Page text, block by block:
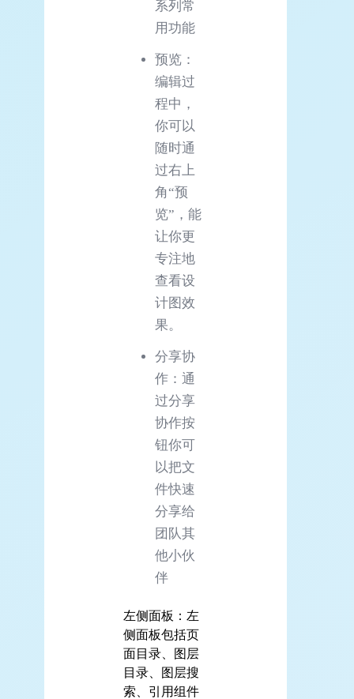
系列常
用功能
预览：
编辑过
程中，
你可以
随时通
过右上
角“预
览”，能
让你更
专注地
查看设
计图效
果。
分享协
作：通
过分享
协作按
钮你可
以把文
件快速
分享给
团队其
他小伙
伴
左侧面板：左
侧面板包括页
面目录、图层
目录、图层搜
索、引用组件